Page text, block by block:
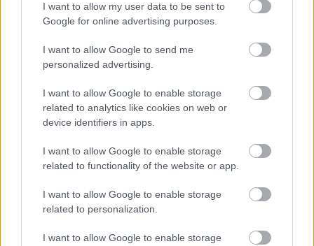
I want to allow my user data to be sent to
Google for online advertising purposes.
I want to allow Google to send me
personalized advertising.
I want to allow Google to enable storage
related to analytics like cookies on web or
device identifiers in apps.
I want to allow Google to enable storage
related to functionality of the website or app.
I want to allow Google to enable storage
related to personalization.
I want to allow Google to enable storage
22:50: Híradó
23:20: XXI. század
Szerda:
22:55: Híradó
23:25: Házon kívül
Csütörtök:
21:55: CSI: A helyszínelők (9. évad)
22:55: Híradó
23:30: Brandmánia
Péntek: